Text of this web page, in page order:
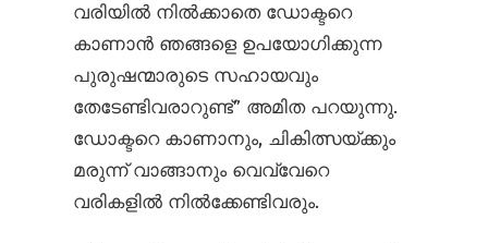
വരിയിൽ നിൽക്കാതെ ഡോക്ടറെ
കാണാൻ ഞങ്ങളെ ഉപയോഗിക്കുന്ന
പുരുഷന്മാരുടെ സഹായവും
തേടേണ്ടിവരാറുണ്ട്” അമിത പറയുന്നു.
ഡോക്ടറെ കാണാനും, ചികിത്സയ്ക്കും
മരുന്ന് വാങ്ങാനും വെവ്വേറെ
വരികളിൽ നിൽക്കേണ്ടിവരും.